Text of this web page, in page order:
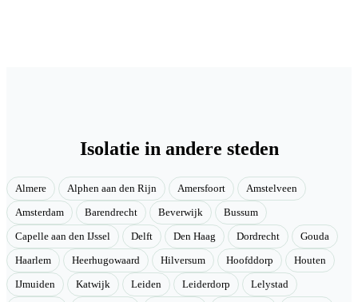
Isolatie in andere steden
Almere Alphen aan den Rijn Amersfoort Amstelveen
Amsterdam Barendrecht Beverwijk Bussum
Capelle aan den IJssel Delft Den Haag Dordrecht Gouda
Haarlem Heerhugowaard Hilversum Hoofddorp Houten
IJmuiden Katwijk Leiden Leiderdorp Lelystad